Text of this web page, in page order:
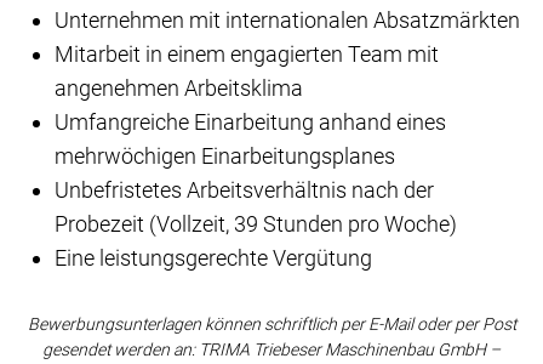
Unternehmen mit internationalen Absatzmärkten
Mitarbeit in einem engagierten Team mit
angenehmen Arbeitsklima
Umfangreiche Einarbeitung anhand eines
mehrwöchigen Einarbeitungsplanes
Unbefristetes Arbeitsverhältnis nach der
Probezeit (Vollzeit, 39 Stunden pro Woche)
Eine leistungsgerechte Vergütung
Bewerbungsunterlagen können schriftlich per E-Mail oder per Post
gesendet werden an: TRIMA Triebeser Maschinenbau GmbH –